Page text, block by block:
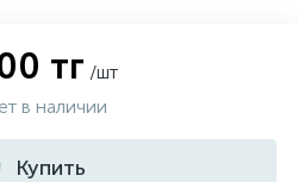
тг /шт
в наличии
Купить